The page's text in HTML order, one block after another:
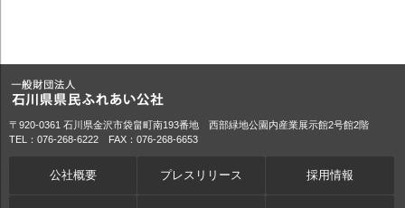
〒920-0361 石川県金沢市袋畠町南193番地 西部緑地公園内産業展示館2号館2階
TEL：076-268-6222 FAX：076-268-6653
公社概要 プレスリリース 採用情報